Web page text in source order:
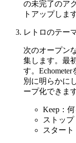
の未完了のア
トアップしま
レトロのテー
次のオープン
集します。最
す。
別に明らかに
ープ化できます
Keep：
ストッ
スター